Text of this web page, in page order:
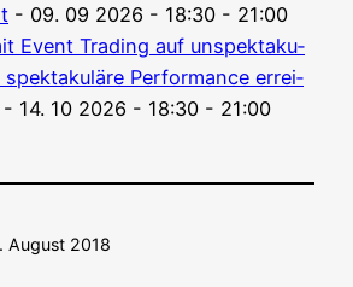
- 09. 09 2026 - 18:30 - 21:00
Event Tra­ding auf unspek­ta­ku­
spek­ta­ku­lä­re Per­for­mance errei­
- 14. 10 2026 - 18:30 - 21:00
August 2018